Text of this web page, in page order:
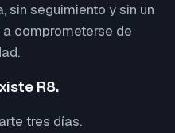
sin seguimiento y sin un
comprometerse de
R8.
tres días.